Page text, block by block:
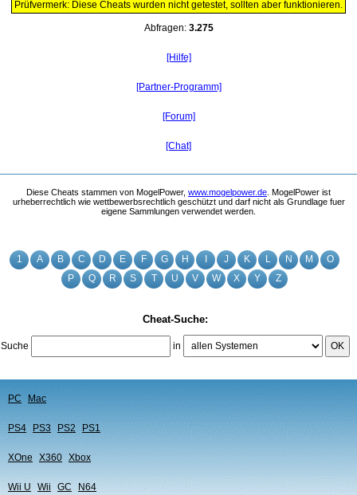
1 A B C D E F G H J K L N M
O
P
Q R S T U V W X Y Z
Cheat-Suche:
Suche in OK
PC Mac
PS4 PS3 PS2 PS1
XOne X360 Xbox
Wii U Wii GC N64
Prüfvermerk: Diese Cheats wurden nicht getestet, sollten aber funktionieren.
Abfragen: 3.275
[Hilfe]
[Partner-Programm]
[Forum]
[Chat]
Diese Cheats stammen von MogelPower, www.mogelpower.de . MogelPower ist
urheberrechtlich wie wettbewerbsrechtlich geschützt und darf nicht als Grundlage fuer
eigene Sammlungen verwendet werden.